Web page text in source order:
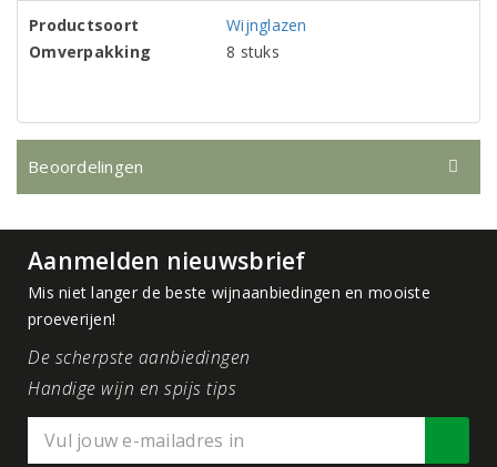
Productsoort
Wijnglazen
Omverpakking
8 stuks
Beoordelingen
Aanmelden nieuwsbrief
Mis niet langer de beste wijnaanbiedingen en mooiste
proeverijen!
De scherpste aanbiedingen
Handige wijn en spijs tips